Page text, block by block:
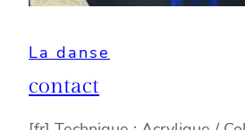
La danse
contact